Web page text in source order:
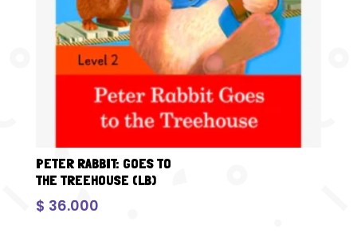
PETER RABBIT: GOES TO
THE TREEHOUSE (LB)
$ 36.000